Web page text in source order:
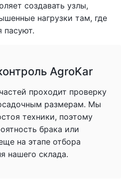
создавать узлы,
нагрузки там, где
пасуют.
AgroKar
проходит проверку
размерам. Мы
техники, поэтому
брака или
на этапе отбора
нашего склада.